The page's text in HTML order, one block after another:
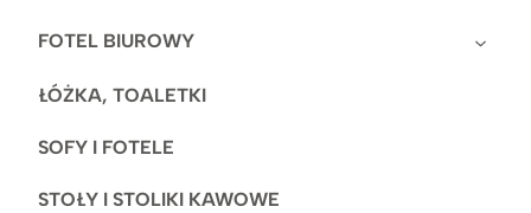
FOTEL BIUROWY
ŁÓŻKA, TOALETKI
SOFY I FOTELE
STOŁY I STOLIKI KAWOWE